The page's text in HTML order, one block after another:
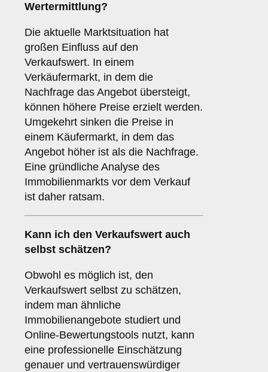
Wertermittlung?
Die aktuelle Marktsituation hat
großen Einfluss auf den
Verkaufswert. In einem
Verkäufermarkt, in dem die
Nachfrage das Angebot übersteigt,
können höhere Preise erzielt werden.
Umgekehrt sinken die Preise in
einem Käufermarkt, in dem das
Angebot höher ist als die Nachfrage.
Eine gründliche Analyse des
Immobilienmarkts vor dem Verkauf
ist daher ratsam.
Kann ich den Verkaufswert auch
selbst schätzen?
Obwohl es möglich ist, den
Verkaufswert selbst zu schätzen,
indem man ähnliche
Immobilienangebote studiert und
Online-Bewertungstools nutzt, kann
eine professionelle Einschätzung
genauer und vertrauenswürdiger